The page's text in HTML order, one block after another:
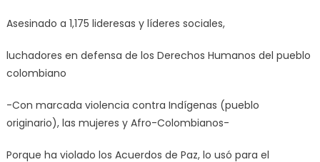
Asesinado a 1,175 lideresas y líderes sociales,
luchadores en defensa de los Derechos Humanos del pueblo
colombiano
-Con marcada violencia contra Indígenas (pueblo
originario), las mujeres y Afro-Colombianos-
Porque ha violado los Acuerdos de Paz, lo usó para el